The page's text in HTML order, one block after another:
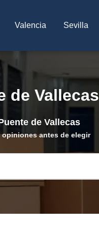
Valencia Sevilla
de Vallecas
de Vallecas
antes de elegir